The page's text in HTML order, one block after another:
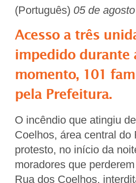
(Português) 05 de
Acesso a três
impedido durante
momento, 101
pela Prefeitura.
O incêndio que atingiu
Coelhos, área central
protesto, no início da
moradores que
Rua dos Coelhos,